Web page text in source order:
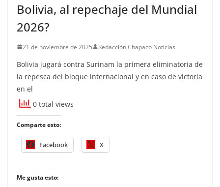
Bolivia, al repechaje del Mundial
2026?
21 de noviembre de 2025 Redacción Chapaco Noticias
Bolivia jugará contra Surinam la primera eliminatoria de
la repesca del bloque internacional y en caso de victoria
en el
0 total views
Comparte esto:
Facebook X
Me gusta esto: